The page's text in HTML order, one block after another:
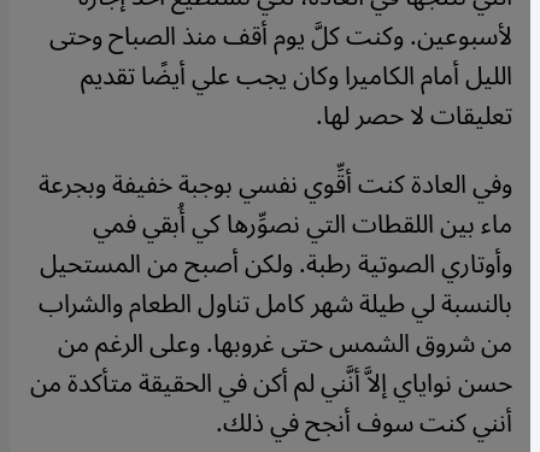
لأسبوعين. وكنت كلَّ يوم أقف منذ الصباح وحتى
الليل أمام الكاميرا وكان يجب علي أيضًا تقديم
تعليقات لا حصر لها.
وفي العادة كنت أقِّوي نفسي بوجبة خفيفة وبجرعة
ماء بين اللقطات التي نصوِّرها كي أُبقي فمي
وأوتاري الصوتية رطبة. ولكن أصبح من المستحيل
بالنسبة لي طيلة شهر كامل تناول الطعام والشراب
من شروق الشمس حتى غروبها. وعلى الرغم من
حسن نواياي إلاَّ أنَّني لم أكن في الحقيقة متأكدة من
أنني كنت سوف أنجح في ذلك.